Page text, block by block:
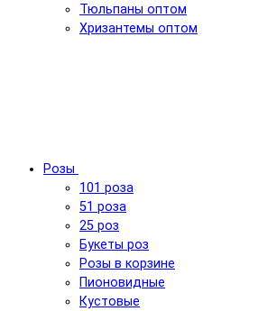
Тюльпаны оптом
Хризантемы оптом
Розы
101 роза
51 роза
25 роз
Букеты роз
Розы в корзине
Пионовидные
Кустовые